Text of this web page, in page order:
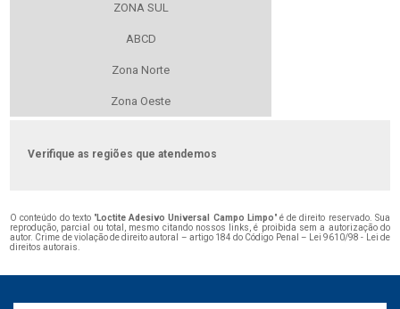
ZONA SUL
ABCD
Zona Norte
Zona Oeste
Verifique as regiões que atendemos
O conteúdo do texto "Loctite Adesivo Universal Campo Limpo" é de direito reservado. Sua
reprodução, parcial ou total, mesmo citando nossos links, é proibida sem a autorização do
autor. Crime de violação de direito autoral – artigo 184 do Código Penal –
Lei 9610/98 - Lei de
direitos autorais